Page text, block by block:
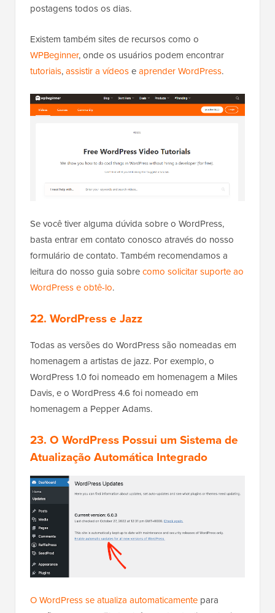
postagens todos os dias.
Existem também sites de recursos como o
WPBeginner, onde os usuários podem encontrar
tutoriais,assistir a vídeoseaprender WordPress.
Se você tiver alguma dúvida sobre o WordPress,
basta entrar em contato conosco através do nosso
formulário de contato. Também recomendamos a
leitura do nosso guia sobrecomo solicitar suporte ao
WordPress e obtê-lo.
22. WordPress e Jazz
Todas as versões do WordPress são nomeadas em
homenagem a artistas de jazz. Por exemplo, o
WordPress 1.0 foi nomeado em homenagem a Miles
Davis, e o WordPress 4.6 foi nomeado em
homenagem a Pepper Adams.
23. O WordPress Possui um Sistema de
Atualização Automática Integrado
O WordPress se atualiza automaticamente para